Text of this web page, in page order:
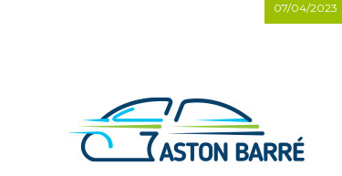
07/04/2023